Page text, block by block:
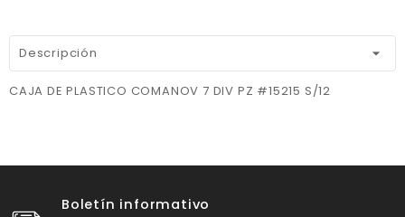
Descripción
CAJA DE PLASTICO COMANOV 7 DIV PZ #15215 S/12
Boletín informativo